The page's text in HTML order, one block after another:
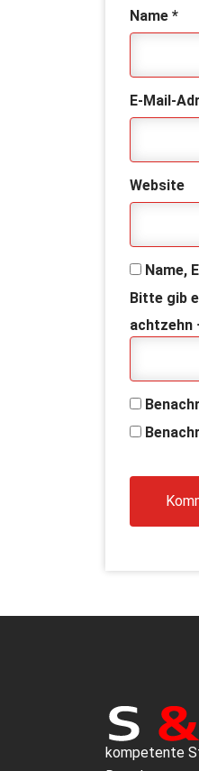
Name *
E-Mail-
Website
Name,
Bitte gib
achtzehn
kompetente